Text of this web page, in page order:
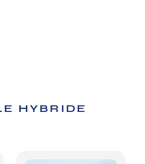
HYBRIDE